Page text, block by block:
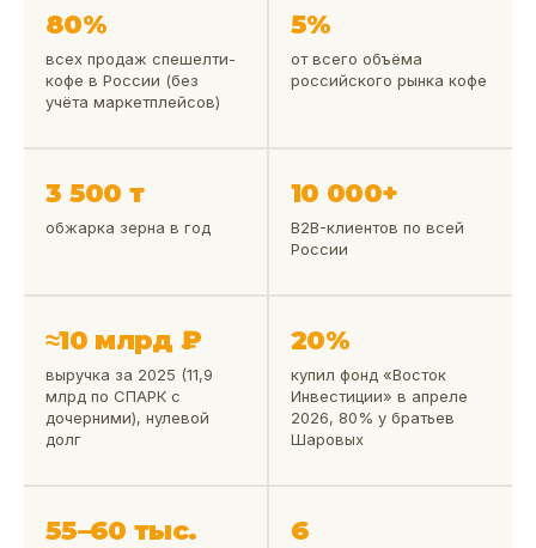
80%
всех продаж спешелти-
кофе в России (без
учёта маркетплейсов)
5%
от всего объёма
российского рынка кофе
3 500 т
обжарка зерна в год
10 000+
B2B-клиентов по всей
России
≈10 млрд ₽
выручка за 2025 (11,9
млрд по СПАРК с
дочерними), нулевой
долг
20%
купил фонд «Восток
Инвестиции» в апреле
2026, 80% у братьев
Шаровых
55–60 тыс. 6